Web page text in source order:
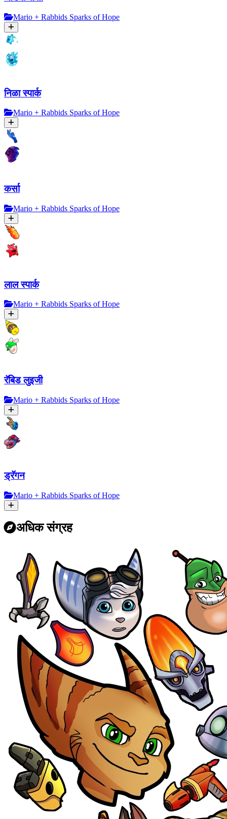
Mario + Rabbids Sparks of Hope
निळा स्पार्क
Mario + Rabbids Sparks of Hope
कर्सा
Mario + Rabbids Sparks of Hope
लाल स्पार्क
Mario + Rabbids Sparks of Hope
रॅबिड लुइजी
Mario + Rabbids Sparks of Hope
ड्रॅगन
Mario + Rabbids Sparks of Hope
अधिक संग्रह